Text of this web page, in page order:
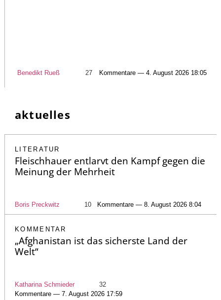
Benedikt Rueß 27 Kommentare — 4. August 2026 18:05
aktuelles
LITERATUR
Fleischhauer entlarvt den Kampf gegen die
Meinung der Mehrheit
Boris Preckwitz 10 Kommentare — 8. August 2026 8:04
KOMMENTAR
„Afghanistan ist das sicherste Land der
Welt“
Katharina Schmieder
32
Kommentare — 7. August 2026 17:59